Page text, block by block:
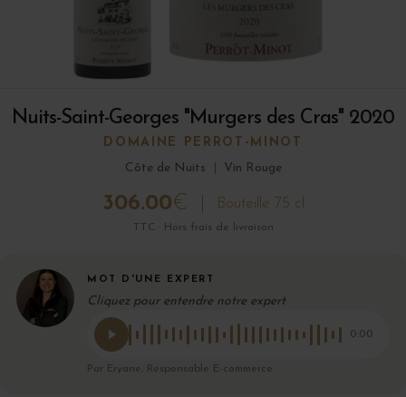
Nuits-Saint-Georges "Murgers des Cras" 2020
DOMAINE PERROT-MINOT
Côte de Nuits
Vin Rouge
306.00€ Bouteille 75 cl
TTC · Hors frais de livraison
MOT D'UNE EXPERT
Cliquez pour entendre notre expert
0:00
Par Eryane, Responsable E-commerce